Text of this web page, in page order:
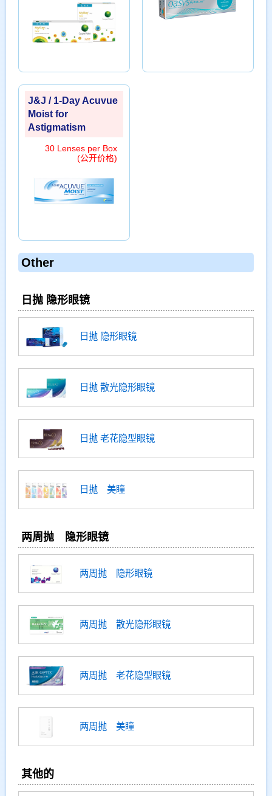
J&J / 1-Day Acuvue
Moist for
Astigmatism
30 Lenses per Box
(公开价格)
Other
日抛 隐形眼镜
日抛 隐形眼镜
日抛 散光隐形眼镜
日抛 老花隐型眼镜
日抛 美瞳
两周抛 隐形眼镜
两周抛 隐形眼镜
两周抛 散光隐形眼镜
两周抛 老花隐型眼镜
两周抛 美瞳
其他的